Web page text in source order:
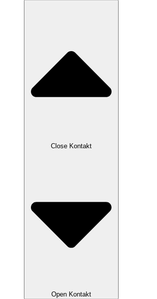
Close Kontakt
Open Kontakt